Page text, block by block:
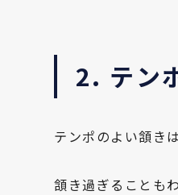
2. テン
テンポのよい頷き
頷き過ぎることも